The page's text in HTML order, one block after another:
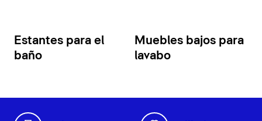
Estantes para el
baño
Muebles bajos para
lavabo